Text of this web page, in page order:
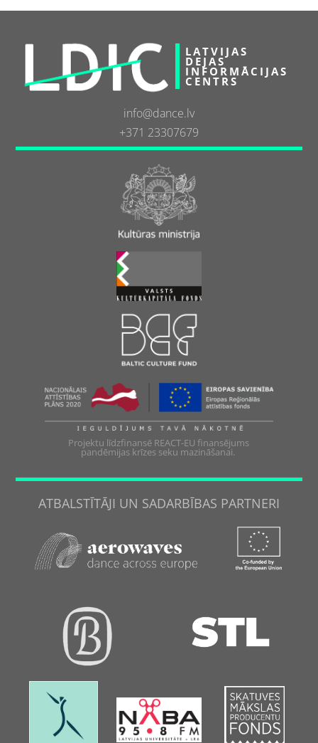
LATVIJAS
DEJAS
INFORMĀCIJAS
CENTRS
info@dance.lv
+371 23307679
Projektu līdzfinansē REACT-EU finansējums
pandēmijas krīzes seku mazināšanai.
ATBALSTĪTĀJI UN SADARBĪBAS PARTNERI